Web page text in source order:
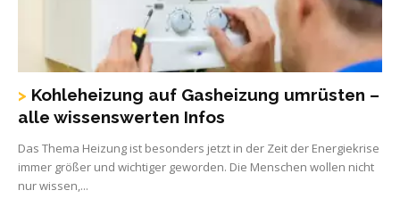
Kohleheizung auf Gasheizung umrüsten –
alle wissenswerten Infos
Das Thema Heizung ist besonders jetzt in der Zeit der Energiekrise
immer größer und wichtiger geworden. Die Menschen wollen nicht
nur wissen,...